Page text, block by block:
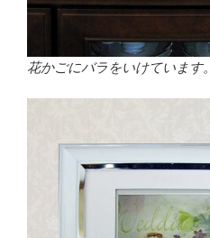
花かごにバラをいけています。